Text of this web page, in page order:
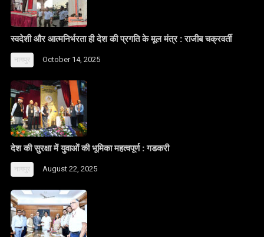
स्वदेशी और आत्मनिर्भरता ही देश की प्रगति के मूल मंत्र : राजीब चक्रवर्ती
नागपुर October 14, 2025
देश की सुरक्षा में युवाओं की भूमिका महत्वपूर्ण : गडकरी
नागपुर August 22, 2025